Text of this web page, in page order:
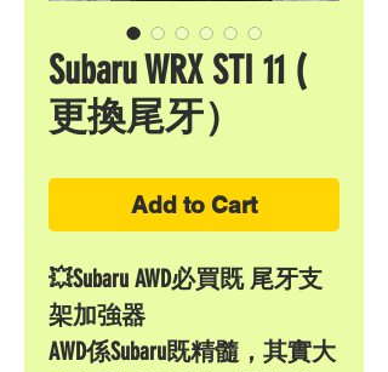
Subaru WRX STI 11 (
更換尾牙）
Add to Cart
💥Subaru AWD必買既 尾牙支
架加強器
AWD係Subaru既精髓，其實大